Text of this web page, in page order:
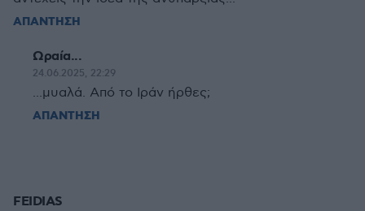
ΑΠΑΝΤΗΣΗ
Ωραία...
24.06.2025, 22:29
...μυαλά. Από το Ιράν ήρθες;
ΑΠΑΝΤΗΣΗ
FEIDIAS